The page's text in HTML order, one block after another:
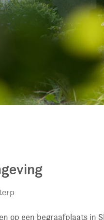
op een begraafplaats in